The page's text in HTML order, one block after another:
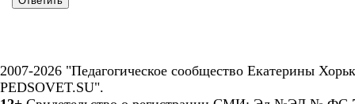
2007-2026 "Педагогическое сообщество Екатерины
PEDSOVET.SU".